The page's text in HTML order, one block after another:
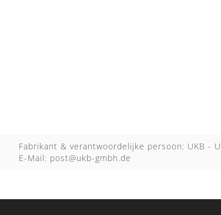
Fabrikant & verantwoordelijke persoon: UKB -
E-Mail: post@ukb-gmbh.de